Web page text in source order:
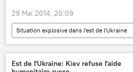
29 Mai 2014, 20:09
Situation explosive dans l'est de l'Ukraine
International
Actualités
Est de l'Ukraine: Kiev refuse l'aide